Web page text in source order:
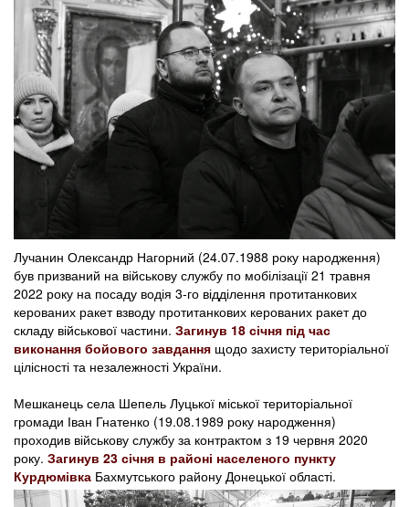
Лучанин Олександр Нагорний (24.07.1988 року народження)
був призваний на військову службу по мобілізації 21 травня
2022 року на посаду водія 3-го відділення протитанкових
керованих ракет взводу протитанкових керованих ракет до
складу військової частини. Загинув 18 січня під час
виконання бойового завдання щодо захисту територіальної
цілісності та незалежності України.
Мешканець села Шепель Луцької міської територіальної
громади Іван Гнатенко (19.08.1989 року народження)
проходив військову службу за контрактом з 19 червня 2020
року. Загинув 23 січня в районі населеного пункту
Курдюмівка Бахмутського району Донецької області.